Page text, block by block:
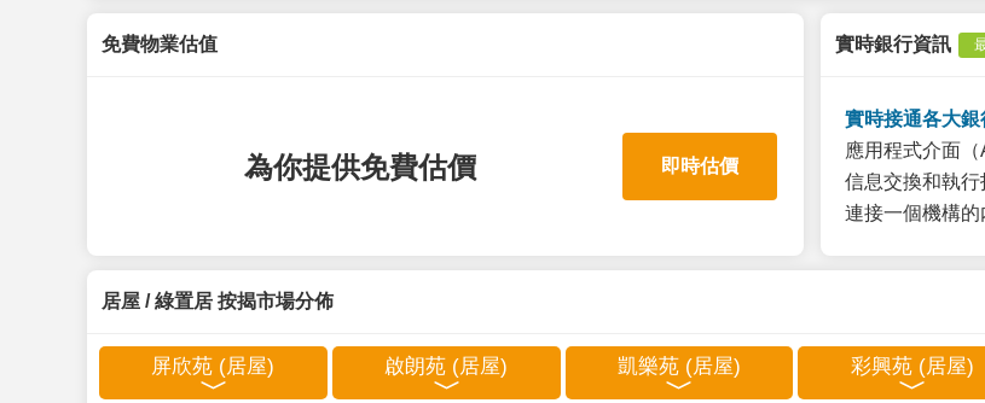
免費物業估值
為你提供免費估價 即時估價
實時銀行資訊
實時接通各大
應用程式介面
信息交換和執
連接一個機構的
居屋 / 綠置居 按揭市場分佈
屏欣苑 (居屋) 啟朗苑 (居屋) 凱樂苑 (居屋) 彩興苑 (居屋)